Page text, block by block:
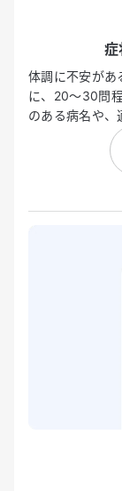
症
体調に不安があ
に、20〜30問
のある病名や、